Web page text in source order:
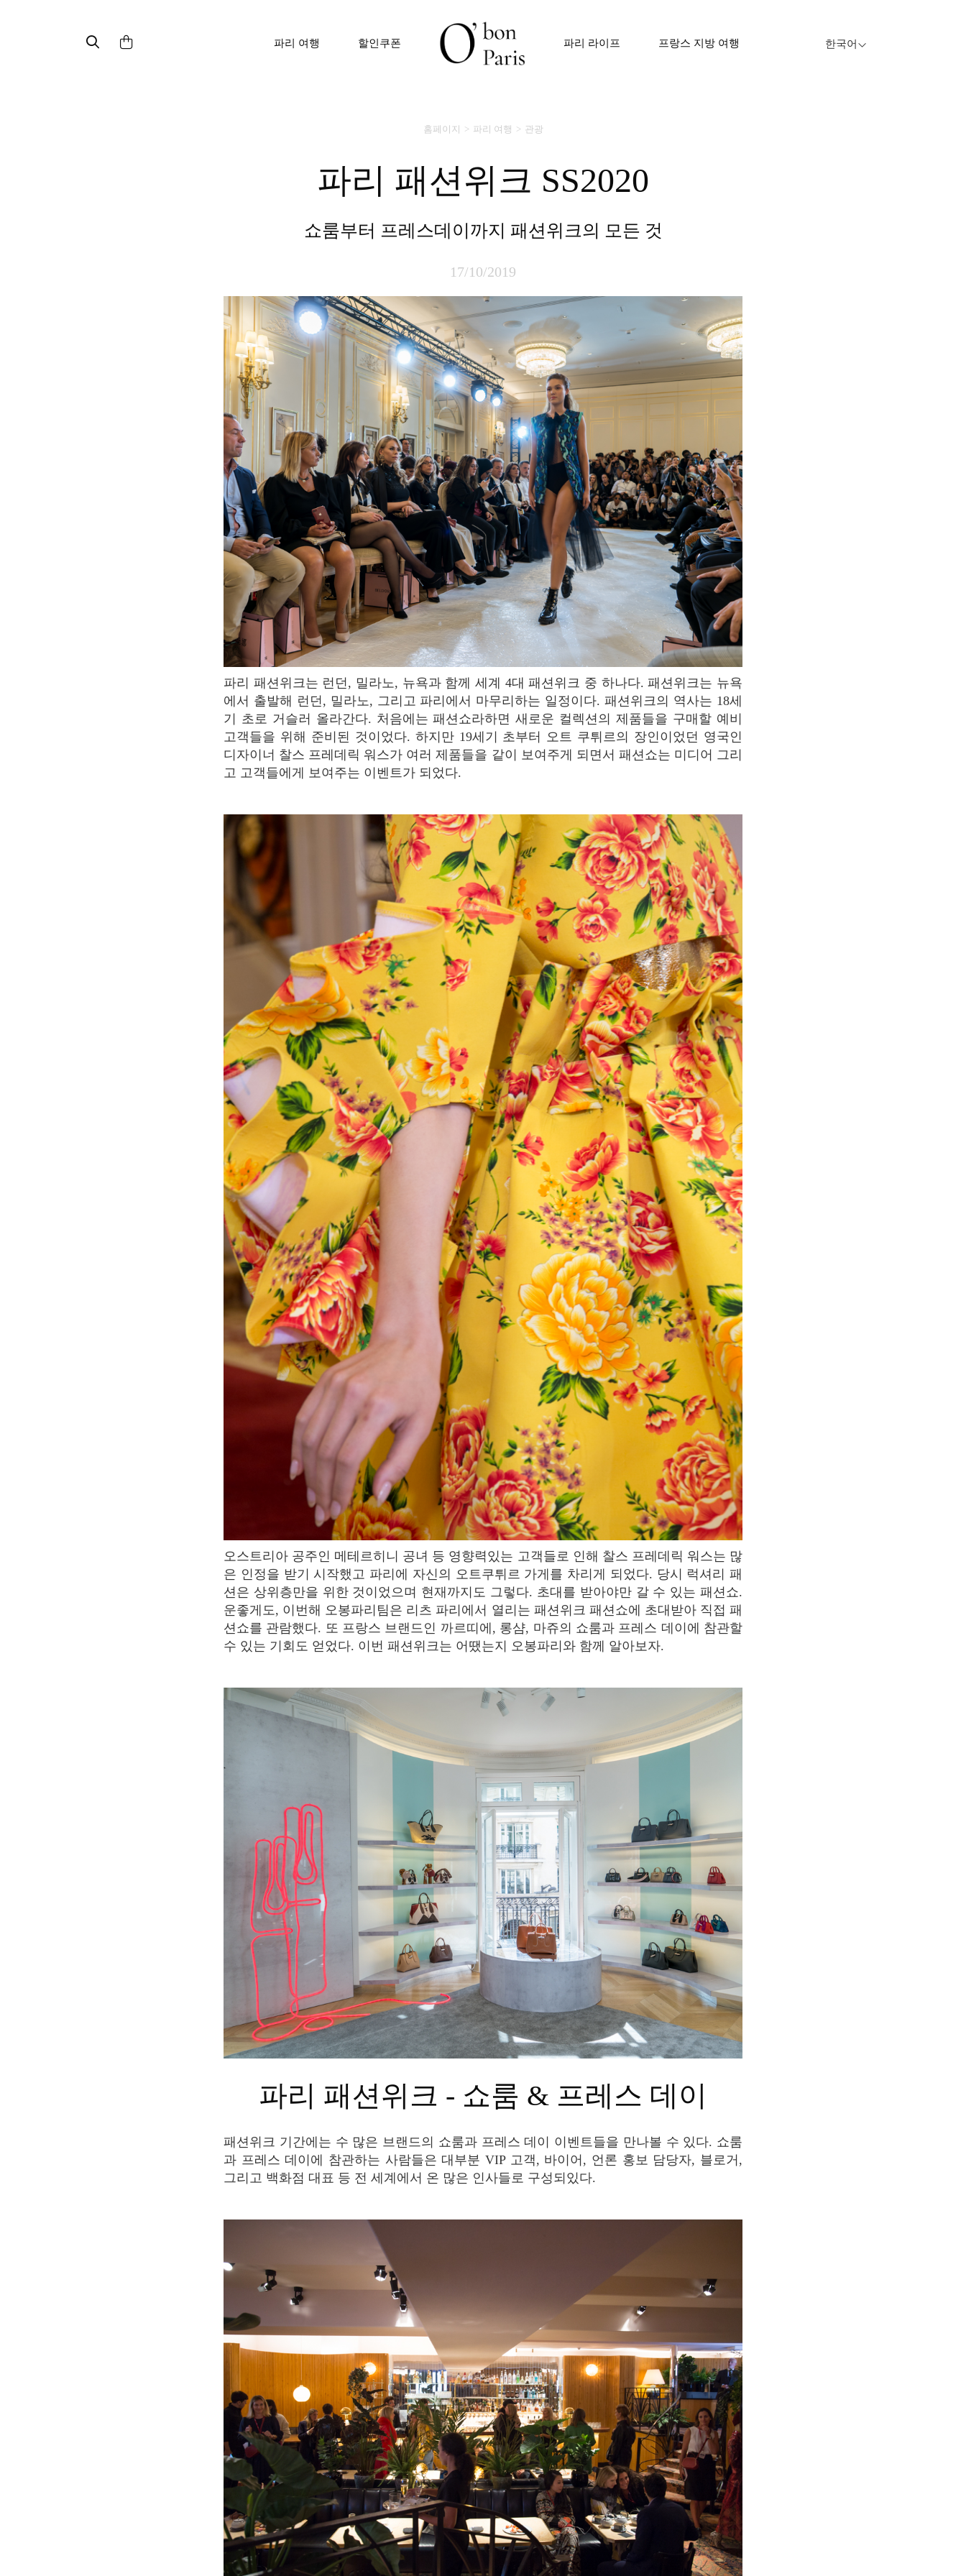
파리 여행 할인쿠폰 파리 라이프 프랑스 지방 여행 한국어
홈페이지 파리 여행 관광
파리 패션위크 SS2020
쇼룸부터 프레스데이까지 패션위크의 모든 것
17/10/2019
파리 패션위크는 런던, 밀라노, 뉴욕과 함께 세계 4대 패션위크 중 하나다. 패션위크는 뉴욕
에서 출발해 런던, 밀라노, 그리고 파리에서 마무리하는 일정이다. 패션위크의 역사는 18세
기 초로 거슬러 올라간다. 처음에는 패션쇼라하면 새로운 컬렉션의 제품들을 구매할 예비
고객들을 위해 준비된 것이었다. 하지만 19세기 초부터 오트 쿠튀르의 장인이었던 영국인
디자이너 찰스 프레데릭 워스가 여러 제품들을 같이 보여주게 되면서 패션쇼는 미디어 그리
고 고객들에게 보여주는 이벤트가 되었다.
오스트리아 공주인 메테르히니 공녀 등 영향력있는 고객들로 인해 찰스 프레데릭 워스는 많
은 인정을 받기 시작했고 파리에 자신의 오트쿠튀르 가게를 차리게 되었다. 당시 럭셔리 패
션은 상위층만을 위한 것이었으며 현재까지도 그렇다. 초대를 받아야만 갈 수 있는 패션쇼.
운좋게도, 이번해 오봉파리팀은 리츠 파리에서 열리는 패션위크 패션쇼에 초대받아 직접 패
션쇼를 관람했다. 또 프랑스 브랜드인 까르띠에, 롱샴, 마쥬의 쇼룸과 프레스 데이에 참관할
수 있는 기회도 얻었다. 이번 패션위크는 어땠는지 오봉파리와 함께 알아보자.
파리 패션위크 - 쇼룸 & 프레스 데이
패션위크 기간에는 수 많은 브랜드의 쇼룸과 프레스 데이 이벤트들을 만나볼 수 있다. 쇼룸
과 프레스 데이에 참관하는 사람들은 대부분 VIP 고객, 바이어, 언론 홍보 담당자, 블로거,
그리고 백화점 대표 등 전 세계에서 온 많은 인사들로 구성되있다.